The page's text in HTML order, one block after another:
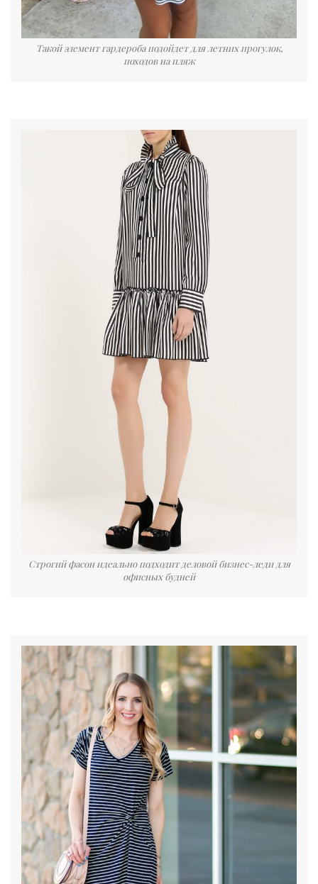
Такой элемент гардероба подойдет для летних прогулок,
походов на пляж
Строгий фасон идеально подходит деловой бизнес-леди для
офисных будней